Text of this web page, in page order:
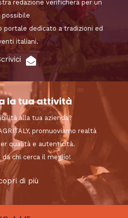
redazione verificherà per un
possibile
dedicato a tradizioni ed
italiani.
la tua attività
alla tua azienda?
promuoviamo realtà
qualità e autenticità.
chi cerca il meglio!
di più